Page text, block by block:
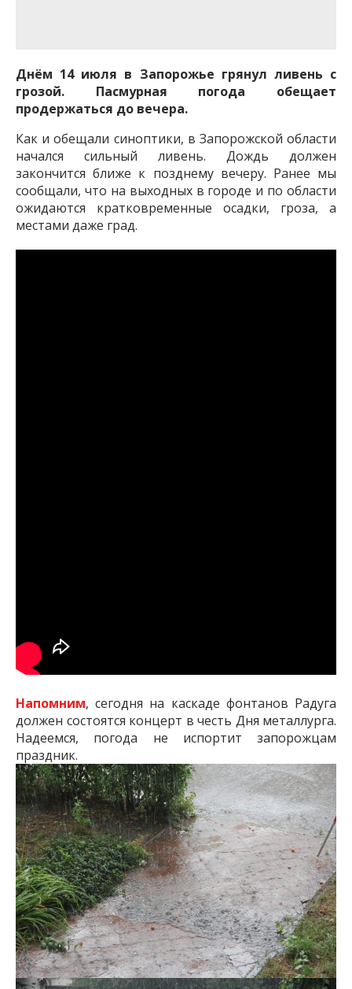
Днём 14 июля в Запорожье грянул ливень с
грозой. Пасмурная погода обещает
продержаться до вечера.
Как и обещали синоптики, в Запорожской области
начался сильный ливень. Дождь должен
закончится ближе к позднему вечеру. Ранее мы
сообщали, что на выходных в городе и по области
ожидаются кратковременные осадки, гроза, а
местами даже град.
Напомним, сегодня на каскаде фонтанов Радуга
должен состоятся концерт в честь Дня металлурга.
Надеемся, погода не испортит запорожцам
праздник.